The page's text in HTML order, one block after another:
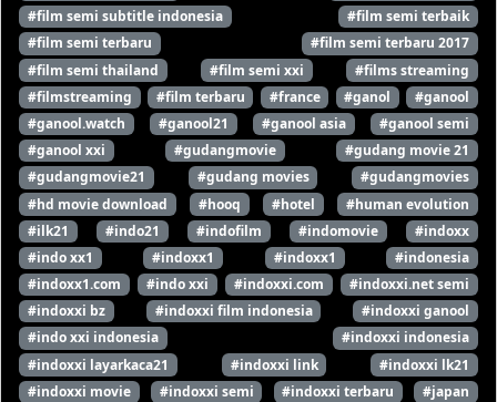
#film semi subtitle indonesia
#film semi terbaik
#film semi terbaru
#film semi terbaru 2017
#film semi thailand
#film semi xxi
#films streaming
#filmstreaming
#film terbaru #france #ganol
#ganool
#ganool.watch
#ganool21 #ganool asia
#ganool semi
#ganool xxi
#gudangmovie
#gudang movie 21
#gudangmovie21
#gudang movies
#gudangmovies
#hd movie download
#hooq #hotel
#human evolution
#ilk21
#indo21 #indofilm #indomovie
#indoxx
#indo xx1
#indoxx1 #indoxx1
#indonesia
#indoxx1.com
#indo xxi #indoxxi.com
#indoxxi.net semi
#indoxxi bz
#indoxxi film indonesia
#indoxxi ganool
#indo xxi indonesia
#indoxxi indonesia
#indoxxi layarkaca21
#indoxxi link
#indoxxi lk21
#indoxxi movie
#indoxxi semi #indoxxi terbaru
#japan